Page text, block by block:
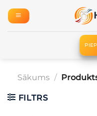
content
Sākums /
FILTRS